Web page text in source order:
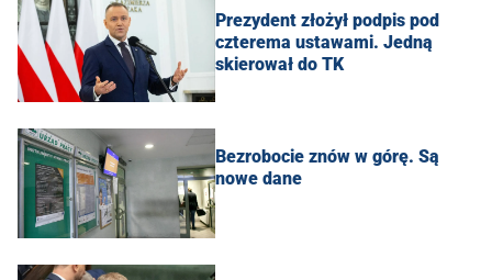
Prezydent złożył podpis pod
czterema ustawami. Jedną
skierował do TK
Bezrobocie znów w górę. Są
nowe dane